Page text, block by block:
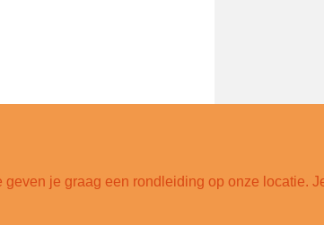
je graag een rondleiding op onze locatie.